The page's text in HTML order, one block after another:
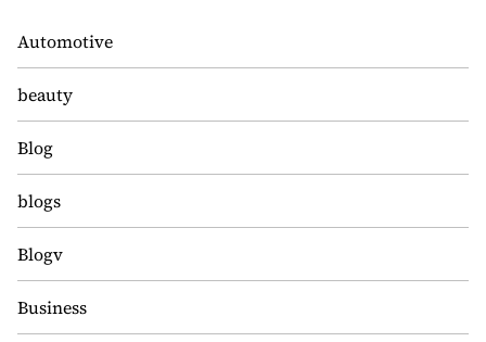
Automotive
beauty
Blog
blogs
Blogv
Business